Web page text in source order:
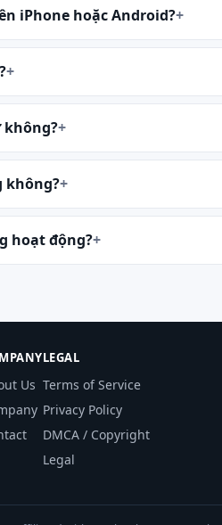
iPhone hoặc Android?
không?
không?
hoạt động?
Us
LEGAL
Terms of Service
Privacy Policy
DMCA / Copyright
Legal